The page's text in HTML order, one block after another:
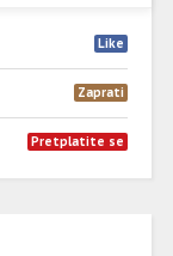
Like
Zaprati
Pretplatite se